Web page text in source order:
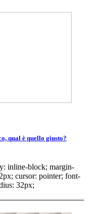
qual è quello giusto?
inline-block; margin-
cursor: pointer; font-
32px;